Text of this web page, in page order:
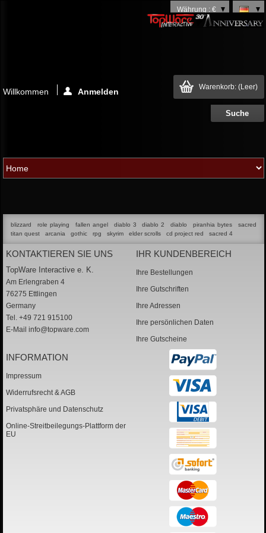
Währung : €
Warenkorb: (Leer)
Willkommen Anmelden
blizzard role playing fallen angel diablo 3 diablo 2 diablo piranhia bytes
sacred
titan quest
arcania gothic rpg skyrim elder scrolls cd project red sacred 4
KONTAKTIEREN SIE UNS
TopWare Interactive e. K.
Am Erlengraben 4
76275 Ettlingen
Germany
Tel. +49 721 915100
E-Mail info@topware.com
IHR KUNDENBEREICH
Ihre Bestellungen
Ihre Gutschriften
Ihre Adressen
Ihre persönlichen Daten
Ihre Gutscheine
INFORMATION
Impressum
Widerrufsrecht & AGB
Privatsphäre und Datenschutz
Online-Streitbeilegungs-Plattform der
EU